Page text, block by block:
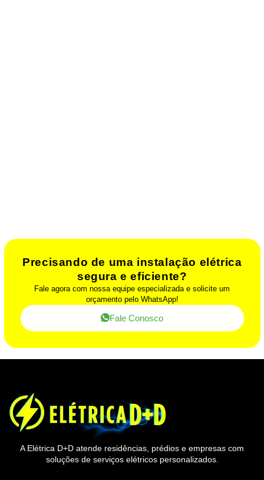
Precisando de uma instalação elétrica
segura e eficiente?
Fale agora com nossa equipe especializada e solicite um
orçamento pelo WhatsApp!
Fale Conosco
A Elétrica D+D atende residências, prédios e empresas com
soluções de serviços elétricos personalizados.